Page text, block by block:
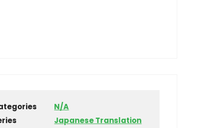
N/A
Japanese Translation